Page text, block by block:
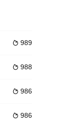
 989
 988
 986
 986